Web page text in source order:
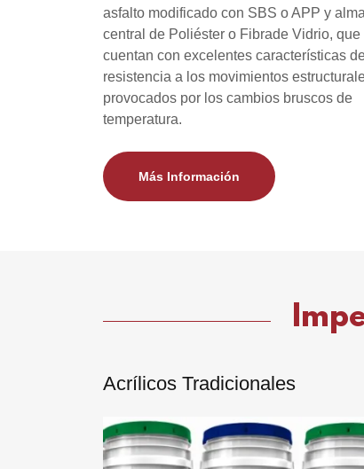
asfalto modificado con SBS o APP y alma
central de Poliéster o Fibrade Vidrio, que
cuentan con excelentes características
resistencia a los movimientos
provocados por los cambios bruscos de
temperatura.
Más Información
Acrílicos Tradicionales